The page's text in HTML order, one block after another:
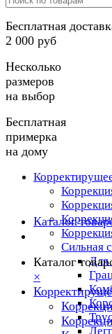
Бесплатная
2 000 руб
Несколько
размеров
на выбор
Бесплатная
примерка
на дому
Сильная
Для
Каталог
Каталог
×